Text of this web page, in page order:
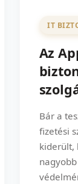
IT
Az
Bár a
fizetési
kiderült,